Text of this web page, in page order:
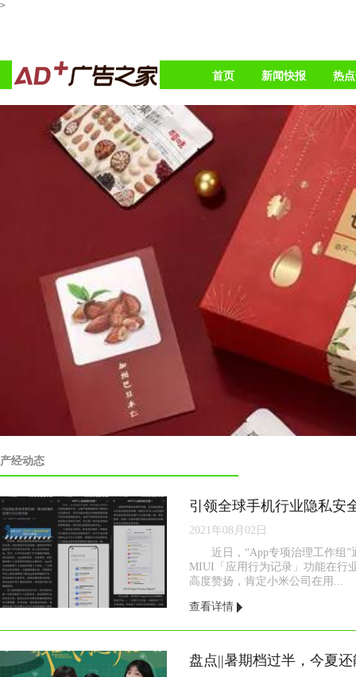
>
首页 新闻快报 热
产经动态
2021年08月02日
近日，“App专项治理工作组
MIUI「应用行为记录」功能在行
高度赞扬，肯定小米公司在用...
查看详情
盘点||暑期档过半，今夏